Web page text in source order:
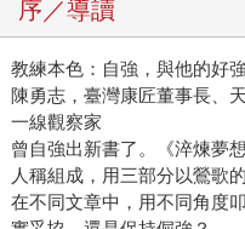
序／導讀
教練本色：自強，與他的好強
陳勇志，臺灣康匠董事長、
一線觀察家
曾自強出新書了。《淬煉夢
人稱組成，用三部分以鶯歌
在不同文章中，用不同角度